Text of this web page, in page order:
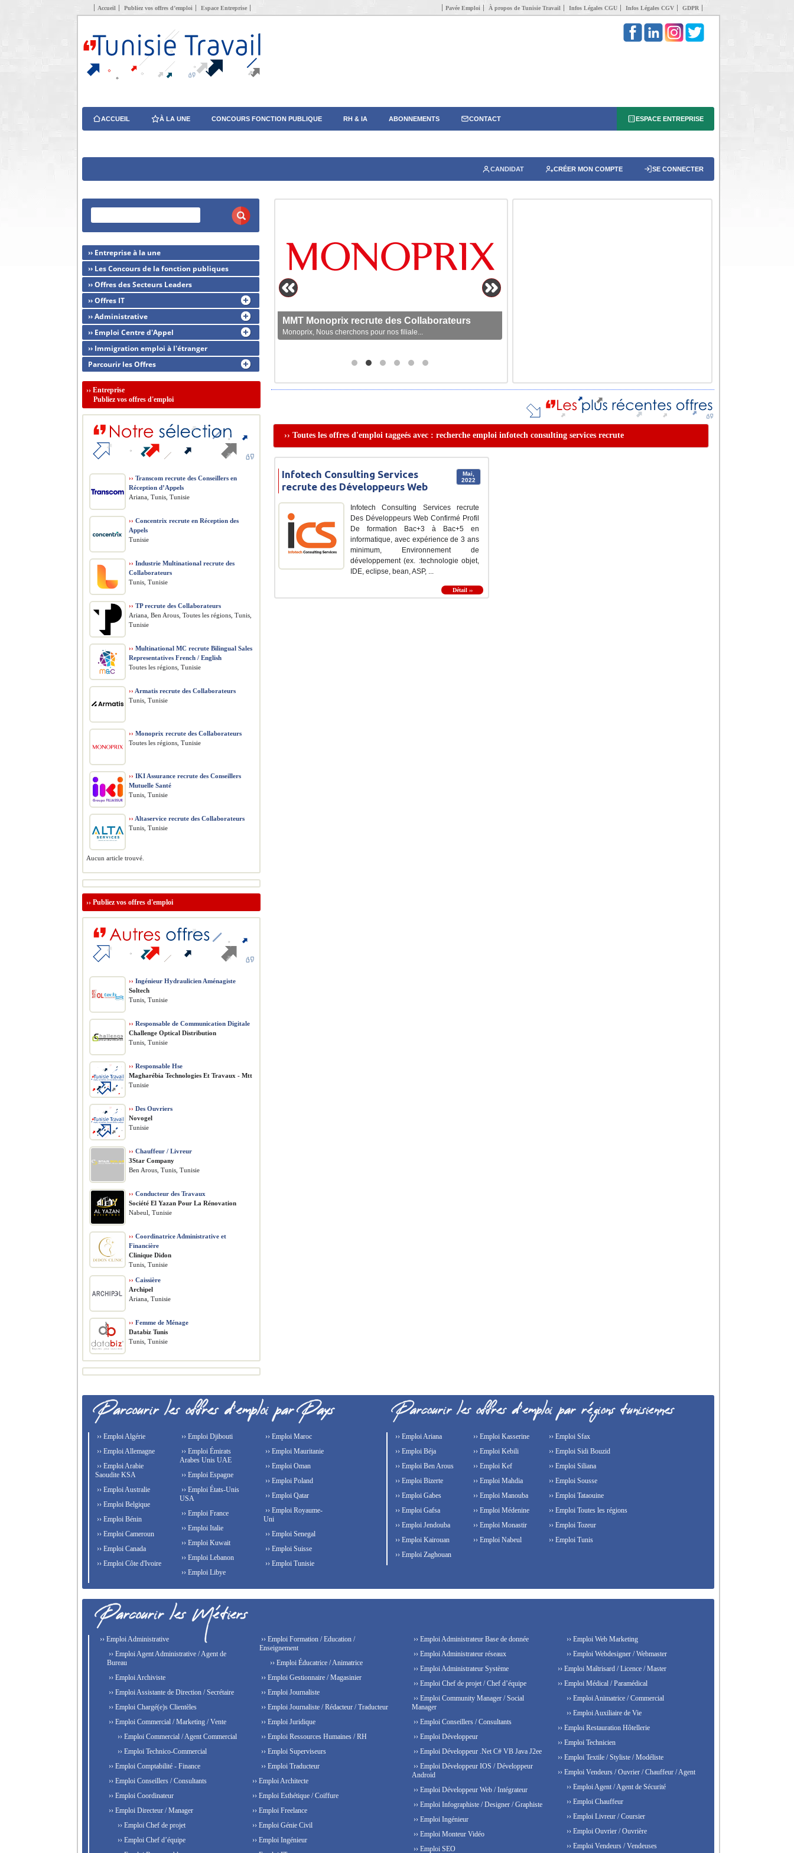
Accueil Publiez vos offres d’emploi Espace Entreprise Pavée Emploi À propos de Tunisie Travail Infos Légales CGU Infos Légales CGV GDPR
ACCUEIL À LA UNE CONCOURS FONCTION PUBLIQUE RH & IA ABONNEMENTS CONTACT ESPACE ENTREPRISE
CANDIDAT CRÉER MON COMPTE SE CONNECTER
MMT Monoprix recrute des Collaborateurs
Monoprix, Nous cherchons pour nos filiale...
›› Toutes les offres d'emploi taggeés avec : recherche emploi infotech consulting services recrute
Mai,
2022
Infotech Consulting Services
recrute des Développeurs Web
Infotech Consulting Services recrute
Des Développeurs Web Confirmé Profil
De formation Bac+3 à Bac+5 en
informatique, avec expérience de 3 ans
minimum, Environnement de
développement (ex. :technologie objet,
IDE, eclipse, bean, ASP, ...
Détail ››
›› Entreprise à la une
›› Les Concours de la fonction publiques
›› Offres des Secteurs Leaders
›› Offres IT
›› Administrative
›› Emploi Centre d'Appel
›› Immigration emploi à l'étranger
Parcourir les Offres
›› Entreprise
Publiez vos offres d'emploi
›› Transcom recrute des Conseillers en
Réception d’Appels
Ariana, Tunis, Tunisie
›› Concentrix recrute en Réception des
Appels
Tunisie
›› Industrie Multinational recrute des
Collaborateurs
Tunis, Tunisie
›› TP recrute des Collaborateurs
Ariana, Ben Arous, Toutes les régions, Tunis,
Tunisie
›› Multinational MC recrute Bilingual Sales
Representatives French / English
Toutes les régions, Tunisie
›› Armatis recrute des Collaborateurs
Tunis, Tunisie
›› Monoprix recrute des Collaborateurs
Toutes les régions, Tunisie
›› IKI Assurance recrute des Conseillers
Mutuelle Santé
Tunis, Tunisie
›› Altaservice recrute des Collaborateurs
Tunis, Tunisie
Aucun article trouvé.
›› Publiez vos offres d'emploi
›› Ingénieur Hydraulicien Aménagiste
Soltech
Tunis, Tunisie
›› Responsable de Communication Digitale
Challenge Optical Distribution
Tunis, Tunisie
›› Responsable Hse
Magharébia Technologies Et Travaux - Mtt
Tunisie
›› Des Ouvriers
Novogel
Tunisie
›› Chauffeur / Livreur
3Star Company
Ben Arous, Tunis, Tunisie
›› Conducteur des Travaux
Société El Yazan Pour La Rénovation
Nabeul, Tunisie
›› Coordinatrice Administrative et
Financière
Clinique Didon
Tunis, Tunisie
›› Caissière
Archipel
Ariana, Tunisie
›› Femme de Ménage
Databiz Tunis
Tunis, Tunisie
›› Emploi Algérie
›› Emploi Allemagne
›› Emploi Arabie
Saoudite KSA
›› Emploi Australie
›› Emploi Belgique
›› Emploi Bénin
›› Emploi Cameroun
›› Emploi Canada
›› Emploi Côte d'Ivoire
›› Emploi Djibouti
›› Emploi Émirats
Arabes Unis UAE
›› Emploi Espagne
›› Emploi États-Unis
USA
›› Emploi France
›› Emploi Italie
›› Emploi Kuwait
›› Emploi Lebanon
›› Emploi Libye
›› Emploi Maroc
›› Emploi Mauritanie
›› Emploi Oman
›› Emploi Poland
›› Emploi Qatar
›› Emploi Royaume-
Uni
›› Emploi Senegal
›› Emploi Suisse
›› Emploi Tunisie
›› Emploi Ariana
›› Emploi Béja
›› Emploi Ben Arous
›› Emploi Bizerte
›› Emploi Gabes
›› Emploi Gafsa
›› Emploi Jendouba
›› Emploi Kairouan
›› Emploi Kasserine
›› Emploi Kebili
›› Emploi Kef
›› Emploi Mahdia
›› Emploi Manouba
›› Emploi Médenine
›› Emploi Monastir
›› Emploi Nabeul
›› Emploi Sfax
›› Emploi Sidi Bouzid
›› Emploi Siliana
›› Emploi Sousse
›› Emploi Tataouine
›› Emploi Toutes les régions
›› Emploi Tozeur
›› Emploi Tunis
›› Emploi Zaghouan
›› Emploi Administrative
›› Emploi Agent Administrative / Agent de
Bureau
›› Emploi Archiviste
›› Emploi Assistante de Direction / Secrétaire
›› Emploi Chargé(e)s Clientèles
›› Emploi Commercial / Marketing / Vente
›› Emploi Commercial / Agent Commercial
›› Emploi Technico-Commercial
›› Emploi Comptabilité - Finance
›› Emploi Conseillers / Consultants
›› Emploi Coordinateur
›› Emploi Directeur / Manager
›› Emploi Chef de projet
›› Emploi Chef d’équipe
›› Emploi Formation / Education /
Enseignement
›› Emploi Éducatrice / Animatrice
›› Emploi Gestionnaire / Magasinier
›› Emploi Journaliste
›› Emploi Journaliste / Rédacteur / Traducteur
›› Emploi Juridique
›› Emploi Ressources Humaines / RH
›› Emploi Superviseurs
›› Emploi Traducteur
›› Emploi Architecte
›› Emploi Esthétique / Coiffure
›› Emploi Freelance
›› Emploi Génie Civil
›› Emploi Ingénieur
›› Emploi Administrateur Base de donnée
›› Emploi Administrateur réseaux
›› Emploi Administrateur Système
›› Emploi Chef de projet / Chef d’équipe
›› Emploi Community Manager / Social
Manager
›› Emploi Conseillers / Consultants
›› Emploi Développeur
›› Emploi Développeur .Net C# VB Java J2ee
›› Emploi Développeur IOS / Développeur
Android
›› Emploi Développeur Web / Intégrateur
›› Emploi Infographiste / Designer / Graphiste
›› Emploi Ingénieur
›› Emploi Monteur Vidéo
›› Emploi SEO
›› Emploi Web Marketing
›› Emploi Webdesigner / Webmaster
›› Emploi Maîtrisard / Licence / Master
›› Emploi Médical / Paramédical
›› Emploi Animatrice / Commercial
›› Emploi Auxiliaire de Vie
›› Emploi Restauration Hôtellerie
›› Emploi Technicien
›› Emploi Textile / Styliste / Modéliste
›› Emploi Vendeurs / Ouvrier / Chauffeur / Agent
›› Emploi Agent / Agent de Sécurité
›› Emploi Chauffeur
›› Emploi Livreur / Coursier
›› Emploi Ouvrier / Ouvrière
›› Emploi Vendeurs / Vendeuses